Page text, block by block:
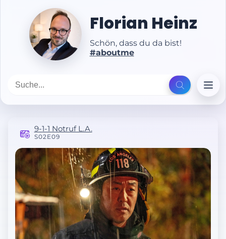
Florian Heinz
Schön, dass du da bist!
#aboutme
9-1-1 Notruf L.A.
S02E09